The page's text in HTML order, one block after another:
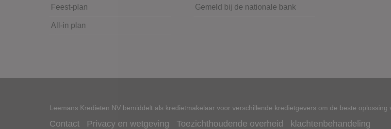
Feest-plan
All-in plan
Gemeld bij de nationale bank
Leemans Kredieten NV bemiddelt als kredietmakelaar voor verschillende kredietgevers om de beste
Contact Privacy en wetgeving Toezichthoudende overheid klachtenbehandeling